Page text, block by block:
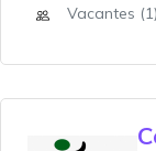
Vacantes (1)